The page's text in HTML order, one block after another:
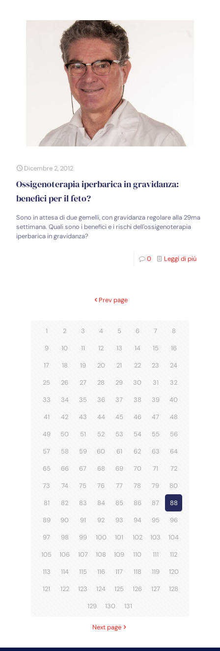
Dicembre 2, 2012
Ossigenoterapia iperbarica in gravidanza:
benefici per il feto?
Sono in attesa di due gemelli, con gravidanza regolare alla 29ma
settimana. Quali sono i benefici e i rischi dell'ossigenoterapia
iperbarica in gravidanza?
0 Leggi di più
Prev page
1 2 3 4 5 6 7 8
9 10 11 12 13 14 15 16
17 18 19 20 21 22 23 24
25 26 27 28 29 30 31 32
33 34 35 36 37 38 39 40
41 42 43 44 45 46 47 48
49 50 51 52 53 54 55 56
57 58 59 60 61 62 63 64
65 66 67 68 69 70 71 72
73 74 75 76 77 78 79 80
81 82 83 84 85 86 87 88
89 90 91 92 93 94 95 96
97 98 99 100 101 102 103 104
105 106 107 108 109 110 111 112
113 114 115 116 117 118 119 120
121 122 123 124 125 126 127 128
129 130 131
Next page